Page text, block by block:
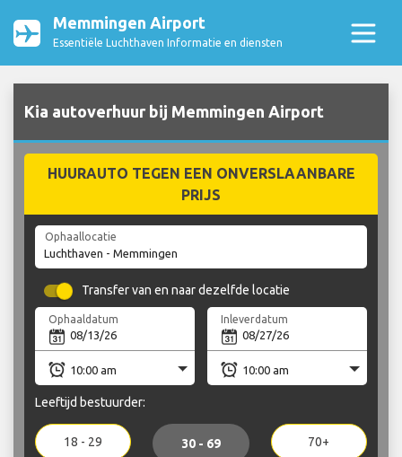
Memmingen Airport
Essentiële Luchthaven Informatie en diensten
Kia autoverhuur bij Memmingen Airport
HUURAUTO TEGEN EEN ONVERSLAANBARE
PRIJS
Ophaallocatie
Transfer van en naar dezelfde locatie
Ophaaldatum Inleverdatum
Leeftijd bestuurder:
18 - 29 30 - 69 70+